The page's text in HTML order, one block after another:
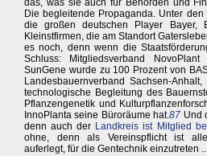
das, was sie auch für Behörden und
Die begleitende Propaganda. Unter
die großen deutschen Player Bayer,
Kleinstfirmen, die am Standort
es noch, denn wenn die
Schluss: Mitgliedsverband
SunGene wurde zu 100 Prozent von
Landesbauernverband Sachsen-
technologische Begleitung des
Pflanzengenetik und
InnoPlanta seine Büroräume hat.87 Und
denn auch der Landkreis ist Mitglied
ohne, denn als Vereinspflicht ist
auferlegt, für die Gentechnik einzutreten